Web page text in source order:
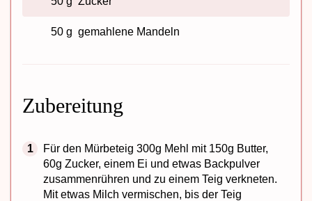
50 g gemahlene Mandeln
Zubereitung
Für den Mürbeteig 300g Mehl mit 150g Butter,
60g Zucker, einem Ei und etwas Backpulver
zusammenrühren und zu einem Teig verkneten.
Mit etwas Milch vermischen, bis der Teig